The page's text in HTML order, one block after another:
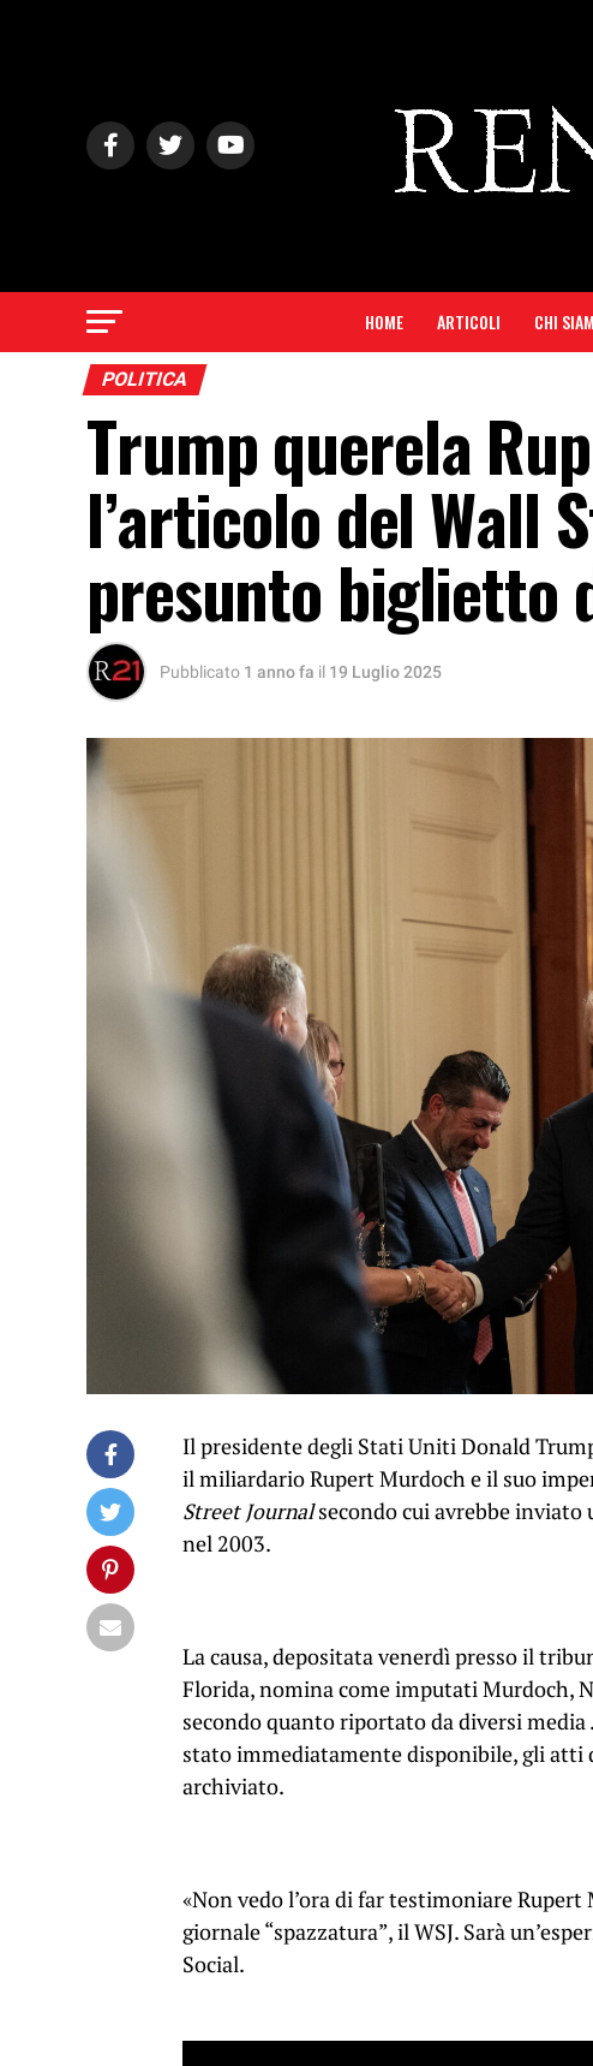
HOME ARTICOLI CHI
POLITICA
Trump querela
l’articolo del Wall
presunto biglietto
Pubblicato 1 anno fa il 19 Luglio 2025
Il presidente degli Stati Uniti Donald
il miliardario Rupert Murdoch e il suo
Street Journalsecondo cui avrebbe inviato
nel 2003.
La causa, depositata venerdì presso il
Florida, nomina come imputati Murdoch,
secondo quanto riportato da diversi
stato immediatamente disponibile, gli atti
archiviato.
«Non vedo l’ora di far testimoniare
giornale “spazzatura”, il WSJ. Sarà
Social.